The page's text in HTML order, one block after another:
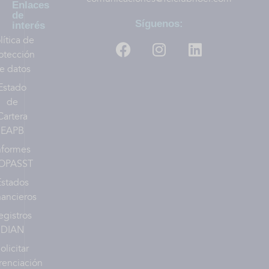
Enlaces
de
interés
de
datos
de
EAPB
DIAN
Síguenos: